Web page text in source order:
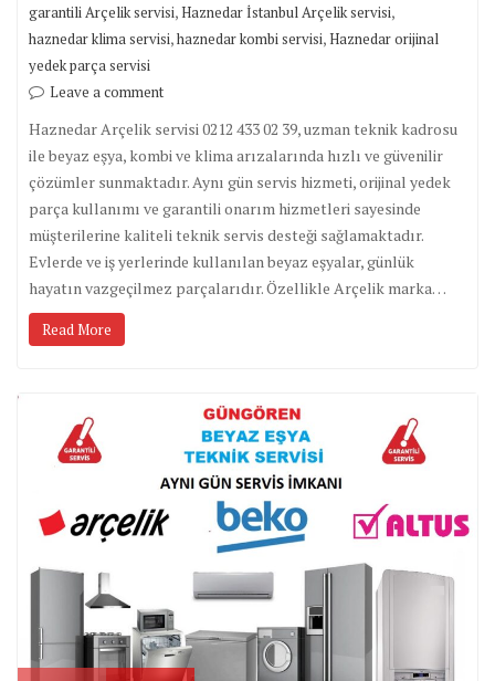
garantili Arçelik servisi,Haznedar İstanbul Arçelik servisi,
haznedar klima servisi,haznedar kombi servisi,Haznedar orijinal
yedek parça servisi
Leave a comment
Haznedar Arçelik servisi 0212 433 02 39, uzman teknik kadrosu
ile beyaz eşya, kombi ve klima arızalarında hızlı ve güvenilir
çözümler sunmaktadır. Aynı gün servis hizmeti, orijinal yedek
parça kullanımı ve garantili onarım hizmetleri sayesinde
müşterilerine kaliteli teknik servis desteği sağlamaktadır.
Evlerde ve iş yerlerinde kullanılan beyaz eşyalar, günlük
hayatın vazgeçilmez parçalarıdır. Özellikle Arçelik marka…
Read More